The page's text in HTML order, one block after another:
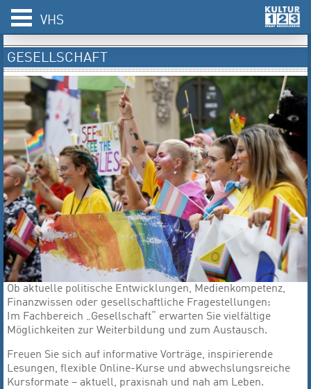
VHS
GESELLSCHAFT
Ob aktuelle politische Entwicklungen, Medienkompetenz,
Finanzwissen oder gesellschaftliche Fragestellungen:
Im Fachbereich „Gesellschaft“ erwarten Sie vielfältige
Möglichkeiten zur Weiterbildung und zum Austausch.
Freuen Sie sich auf informative Vorträge, inspirierende
Lesungen, flexible Online-Kurse und abwechslungsreiche
Kursformate – aktuell, praxisnah und nah am Leben.